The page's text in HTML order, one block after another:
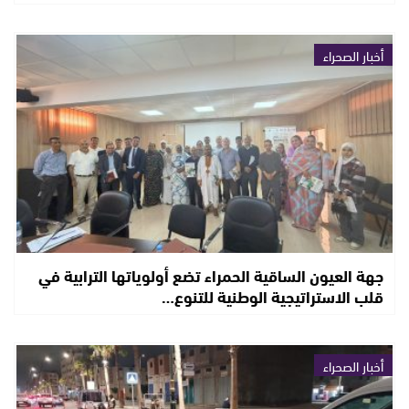
أخبار الصحراء
جهة العيون الساقية الحمراء تضع أولوياتها الترابية في
قلب الاستراتيجية الوطنية للتنوع…
أخبار الصحراء